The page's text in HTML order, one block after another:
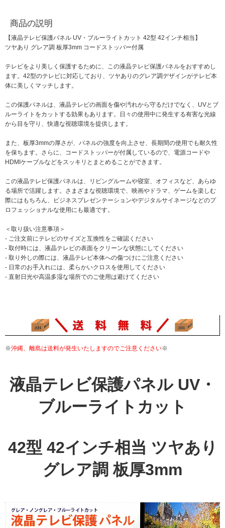
商品の説明
【液晶テレビ保護パネル UV・ブルーライトカット 42型 42インチ相当】
ツヤあり グレア調 板厚3mm コードストッパー付属
テレビをより美しく保護するために、この液晶テレビ保護パネルをおすすめし
ます。42型のテレビに対応しており、ツヤありのグレア調デザインがテレビ本
体に美しくマッチします。
この保護パネルは、液晶テレビの画面を傷や汚れから守るだけでなく、UVとブ
ルーライトをカットする効果もあります。日々の使用中に発生する有害な光線
から目を守り、快適な視聴環境を提供します。
また、板厚3mmの厚さが、パネルの強度を向上させ、長期間の使用でも耐久性
を保ちます。さらに、コードストッパーが付属しているので、電源コードや
HDMIケーブルなどをスッキリとまとめることができます。
この液晶テレビ保護パネルは、リビングルームや寝室、オフィスなど、あらゆ
る場所で活躍します。さまざまな視聴環境で、映画やドラマ、ゲームを楽しむ
際にはもちろん、ビジネスプレゼンテーションやデジタルサイネージなどのプ
ロフェッショナルな使用にも最適です。
＜取り扱い注意事項＞
- ご注文前にテレビのサイズと互換性をご確認ください
- 取付時には、液晶テレビの表面をクリーンな状態にしてください
- 取り外しの際には、液晶テレビ本体への傷つけにご注意ください
- 日常のお手入れには、柔らかいクロスを使用してください
- 直射日光や高温多湿な場所でのご使用は避けてください
※沖縄、離島は送料が発生いたしますのでご注意ください※
液晶テレビ保護パネル UV・
ブルーライトカット
42型 42インチ相当 ツヤあり
グレア調 板厚3mm